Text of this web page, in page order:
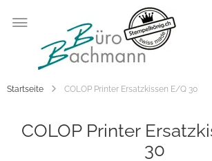
Zum
Inhalt
springen
Startseite COLOP Printer Ersatzkissen E/Q 30
COLOP Printer
30